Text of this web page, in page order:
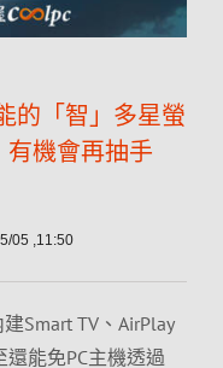
的「智」多星螢
機會再抽手
05 ,11:50
Smart TV、AirPlay
能免PC主機透過